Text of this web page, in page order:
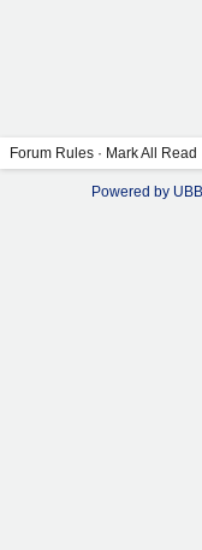
Forum Rules · Mark All Read
Powered by